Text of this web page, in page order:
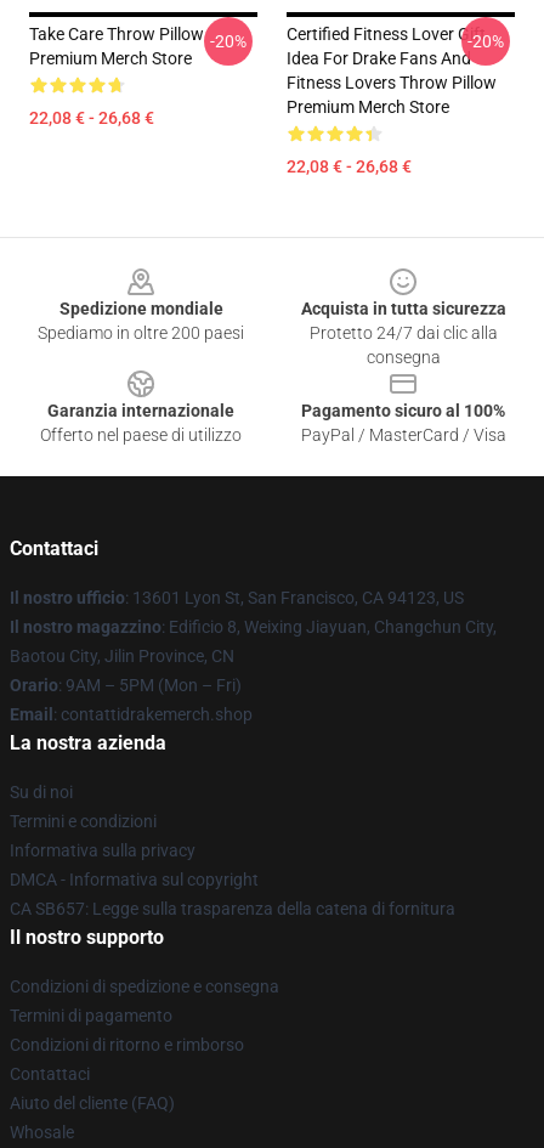
Take Care Throw Pillow
Premium Merch Store
22,08 € - 26,68 €
-20%
Certified Fitness Lover Gift
Idea For Drake Fans And
Fitness Lovers Throw Pillow
Premium Merch Store
22,08 € - 26,68 €
-20%
Spedizione mondiale
Spediamo in oltre 200 paesi
Acquista in tutta sicurezza
Protetto 24/7 dai clic alla
consegna
Garanzia internazionale
Offerto nel paese di utilizzo
Pagamento sicuro al 100%
PayPal / MasterCard / Visa
Contattaci
Il nostro ufficio: 13601 Lyon St, San Francisco, CA 94123, US
Il nostro magazzino: Edificio 8, Weixing Jiayuan, Changchun City,
Baotou City, Jilin Province, CN
Orario: 9AM – 5PM (Mon – Fri)
Email : contattidrakemerch.shop
La nostra azienda
Su di noi
Termini e condizioni
Informativa sulla privacy
DMCA - Informativa sul copyright
CA SB657: Legge sulla trasparenza della catena di fornitura
Il nostro supporto
Condizioni di spedizione e consegna
Termini di pagamento
Condizioni di ritorno e rimborso
Contattaci
Aiuto del cliente (FAQ)
Whosale